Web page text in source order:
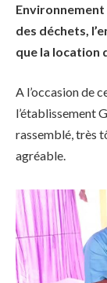
Environnement
des déchets,
que la location
A l’occasion de
l’établissement
rassemblé, très
agréable.